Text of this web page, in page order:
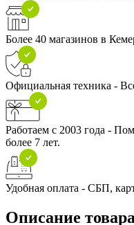
Более 40 магазинов в
Официальная техника -
Работаем с 2003 года -
более 7 лет.
Удобная оплата - СБП,
Описание товара